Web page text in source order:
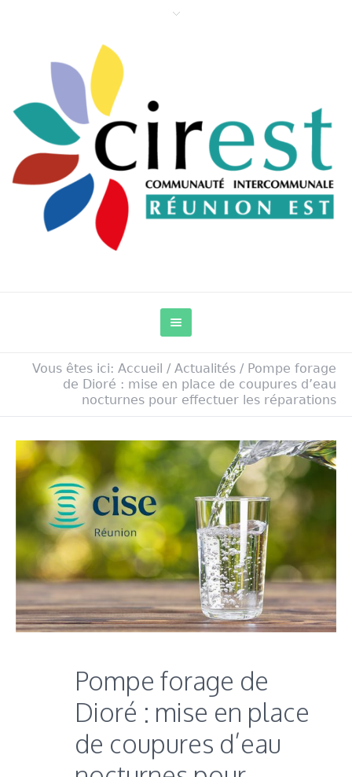
Vous êtes ici: Accueil / Actualités / Pompe forage
de Dioré : mise en place de coupures d’eau
nocturnes pour effectuer les réparations
Pompe forage de
Dioré : mise en place
de coupures d’eau